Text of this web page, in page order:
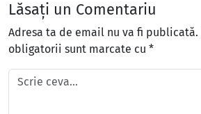
Lăsați un Comentariu
Adresa ta de email nu va fi publicată.
obligatorii sunt marcate cu *